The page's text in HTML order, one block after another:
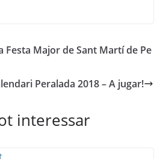
Festa Major de Sant Martí de Pe
Peralada 2018 – A jugar!
interessar